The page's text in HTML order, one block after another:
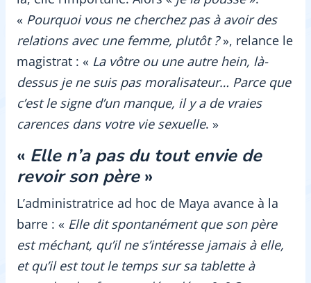
« Pourquoi vous ne cherchez pas à avoir des
relations avec une femme, plutôt ?», relance le
magistrat : « La vôtre ou une autre hein, là-
dessus je ne suis pas moralisateur… Parce que
c’est le signe d’un manque, il y a de vraies
carences dans votre vie sexuelle. »
« Elle n’a pas du tout envie de
revoir son père »
L’administratrice ad hoc de Maya avance à la
barre : « Elle dit spontanément que son père
est méchant, qu’il ne s’intéresse jamais à elle,
et qu’il est tout le temps sur sa tablette à